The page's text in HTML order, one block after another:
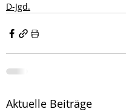
D-Jgd.
Aktuelle Beiträge